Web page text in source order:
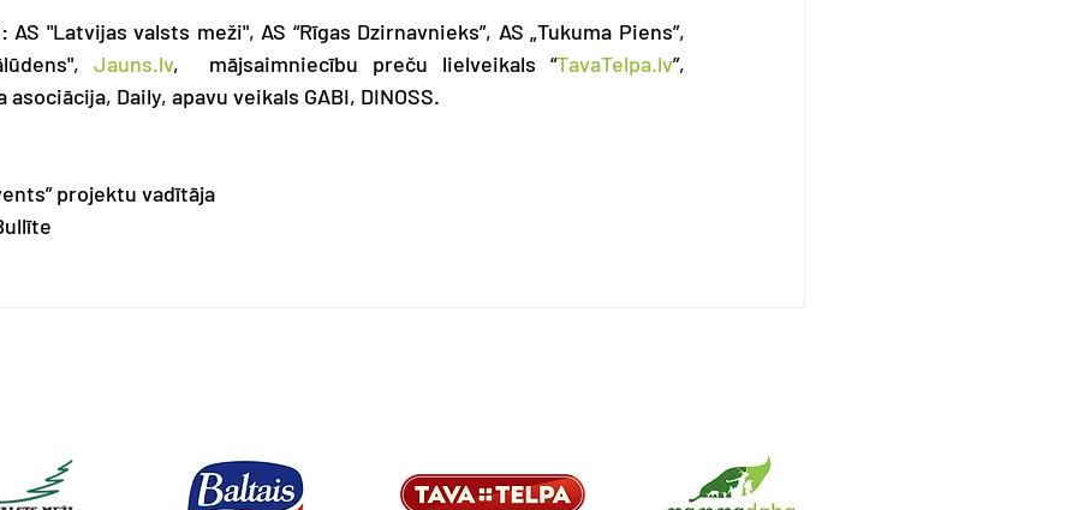
"Latvijas valsts meži", AS “Rīgas Dzirnavnieks”, AS „Tukuma Piens”,
Jauns.lv,  mājsaimniecību preču lielveikals “TavaTelpa.lv”,
Daily, apavu veikals GABI, DINOSS.
projektu vadītāja